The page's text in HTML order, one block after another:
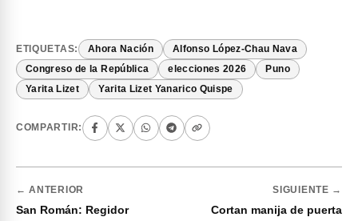
ETIQUETAS: Ahora Nación Alfonso López-Chau Nava
Congreso de la República elecciones 2026 Puno
Yarita Lizet Yarita Lizet Yanarico Quispe
COMPARTIR:
← ANTERIOR
San Román: Regidor
SIGUIENTE →
Cortan manija de puerta